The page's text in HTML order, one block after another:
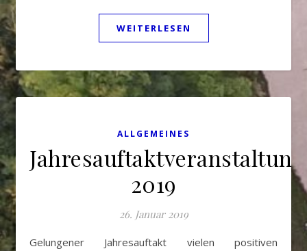
WEITERLESEN
ALLGEMEINES
Jahresauftaktveranstaltung
2019
26. Januar 2019
Gelungener Jahresauftakt vielen positiven